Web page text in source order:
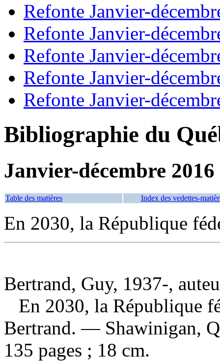
Refonte Janvier-
Refonte Janvier-
Refonte Janvier-
Refonte Janvier-
Refonte Janvier-
Bibliographie du
Janvier-décembre 2016
Table des matières Index des vedettes-
En 2030, la République
Bertrand, Guy, 1937-,
En 2030, la République
Bertrand. — Shawinigan,
135 pages ; 18 cm.